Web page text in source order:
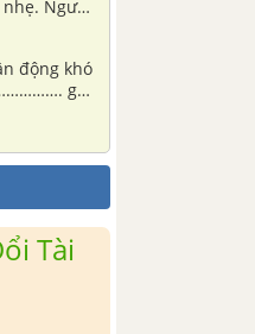
Người
động khó
gầy
vận
Tài